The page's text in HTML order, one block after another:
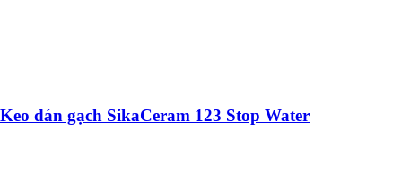
Keo dán gạch SikaCeram 123 Stop Water